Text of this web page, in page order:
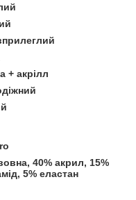
+ акрілл
40% акрил, 15%
5% еластан